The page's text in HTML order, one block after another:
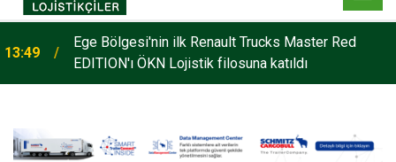
13:49
Ege Bölgesi'nin ilk Renault Trucks Master Red
EDITION'ı ÖKN Lojistik filosuna katıldı